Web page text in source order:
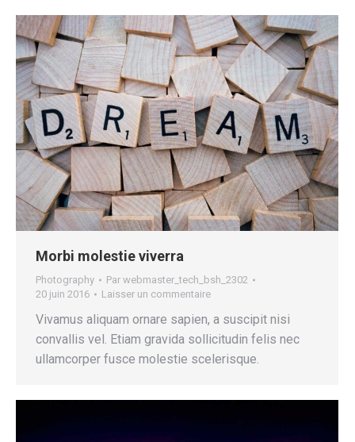
Morbi molestie viverra
Photography Par webmaster_tech_bsh_2302
20 juin 2016
Laisser un commentaire
Vivamus aliquam ornare sapien, a suscipit nisi
convallis vel. Etiam gravida sollicitudin felis nec
ullamcorper fusce molestie scelerisque.